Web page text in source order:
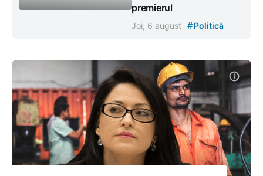
premierul
Joi, 6 august #Politică